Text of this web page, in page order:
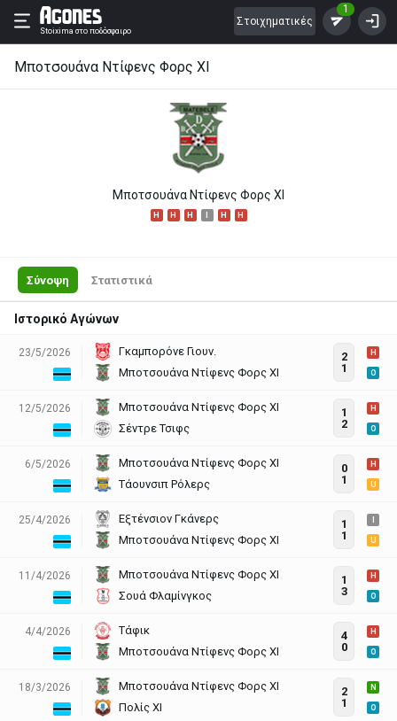
Stoixima στο ποδόσφαιρο
Στοιχηματικές
1
Μποτσουάνα Ντίφενς Φορς ΧΙ
Μποτσουάνα Ντίφενς Φορς ΧΙ
H H H H H
Σύνοψη Στατιστικά
Ιστορικό Αγώνων
23/5/2026
Γκαμπορόνε Γιουν.
Μποτσουάνα Ντίφενς Φορς ΧΙ
2
1
H
O
12/5/2026
Μποτσουάνα Ντίφενς Φορς ΧΙ
Σέντρε Τσιφς
1
2
H
O
6/5/2026
Μποτσουάνα Ντίφενς Φορς ΧΙ
Τάουνσιπ Ρόλερς
0
1
H
U
25/4/2026
Εξτένσιον Γκάνερς
Μποτσουάνα Ντίφενς Φορς ΧΙ
1
1
U
11/4/2026
Μποτσουάνα Ντίφενς Φορς ΧΙ
Σουά Φλαμίνγκος
1
3
H
O
4/4/2026
Τάφικ
Μποτσουάνα Ντίφενς Φορς ΧΙ
4
0
H
O
18/3/2026
Μποτσουάνα Ντίφενς Φορς ΧΙ
Πολίς ΧΙ
2
1
N
O